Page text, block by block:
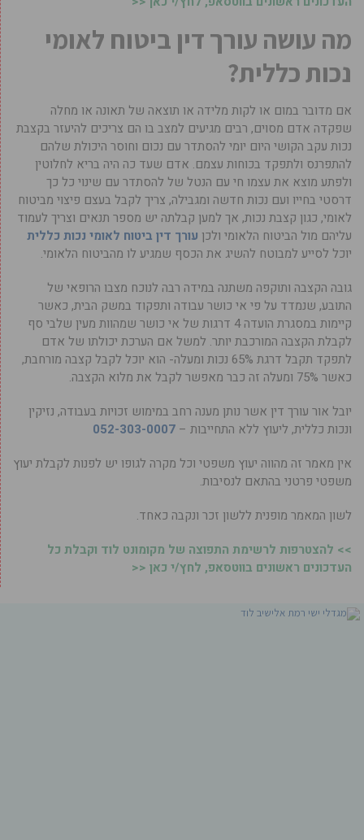
מה עושה עורך דין ביטוח לאומי
נכות כללית?
אם מדובר במום או לקות מלידה או תוצאה של תאונה או מחלה
שפקדה אדם מסוים, רבים מגיעים למצב בו הם צריכים להיעזר בקצבת
נכות עקב הקושי היום יומי להסתדר עם נכום וחוסר היכולת שלהם
להתפרנס ולתפקד בכוחות עצמם. אדם שעד כה היה בריא לחלוטין
ולפתע מוצא את עצמו חי עם הנטל של להסתדר עם שינוי כל כך
דרסטי בחייו ועם נכות חדשה ומגבילה, צריך לקבל בעצם פיצוי מביטוח
לאומי, כגון קצבת נכות, אך למען קבלתה יש מספר תנאים וצריך לעמוד
עליהם מול הביטוח הלאומי ולכן עורך דין ביטוח לאומי נכות כללית
יוכל לסייע למבוטח להשיג את הכסף שמגיע לו מהביטוח הלאומי.
גובה הקצבה ותוקפה משתנה במידה רבה לנוכח מצבו הרופאי של
התובע, שנמדד על פי אי כושר עבודה ותפקוד במשק הבית, כאשר
קיימות במסגרת הועדה 4 דרגות של אי כושר שמהוות מעין שלבי סף
לקבלת הקצבה המורכבת יותר. למשל אם הערכת יכולתו של אדם
לתפקד תקבל דרגת 65% נכות ומעלה- הוא יוכל לקבל קצבה מורחבת,
כאשר 75% ומעלה זה כבר מאפשר לקבל את מלוא הקצבה.
יובל אור עורך דין אשר נותן מענה רחב במימוש זכויות בעבודה, נזיקין
ונכות כללית, ליעוץ ללא התחייבות – 052-303-0007
אין מאמר זה מהווה יעוץ משפטי וכל מקרה לגופו יש לפנות לקבלת יעוץ
משפטי פרטני בהתאם לנסיבות.
לשון המאמר מופנית ללשון זכר ונקבה כאחד.
>> להצטרפות לרשימת התפוצה של מקומונט לוד וקבלת כל
העדכונים ראשונים בווטסאפ, לחץ/י כאן <<